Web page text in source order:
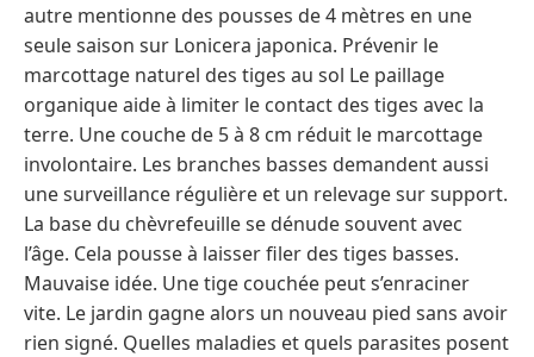
autre mentionne des pousses de 4 mètres en une
seule saison sur Lonicera japonica. Prévenir le
marcottage naturel des tiges au sol Le paillage
organique aide à limiter le contact des tiges avec la
terre. Une couche de 5 à 8 cm réduit le marcottage
involontaire. Les branches basses demandent aussi
une surveillance régulière et un relevage sur support.
La base du chèvrefeuille se dénude souvent avec
l’âge. Cela pousse à laisser filer des tiges basses.
Mauvaise idée. Une tige couchée peut s’enraciner
vite. Le jardin gagne alors un nouveau pied sans avoir
rien signé. Quelles maladies et quels parasites posent